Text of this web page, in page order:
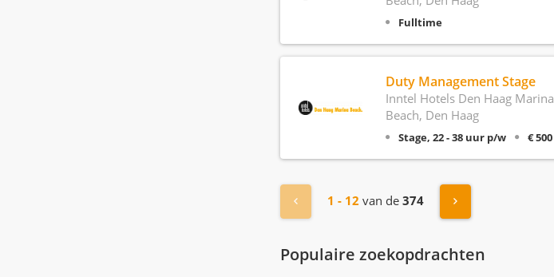
Fulltime
Duty Management Stage
Inntel Hotels Den Haag Marina
Beach, Den Haag
Stage, 22 - 38 uur p/w € 500
« Vorige1 - 12 van de 374 Volgende »
Populaire zoekopdrachten